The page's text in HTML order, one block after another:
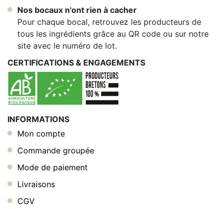
Nos bocaux n'ont rien à cacher
Pour chaque bocal, retrouvez les producteurs de
tous les ingrédients grâce au QR code ou sur notre
site avec le numéro de lot.
CERTIFICATIONS & ENGAGEMENTS
INFORMATIONS
Mon compte
Commande groupée
Mode de paiement
Livraisons
CGV